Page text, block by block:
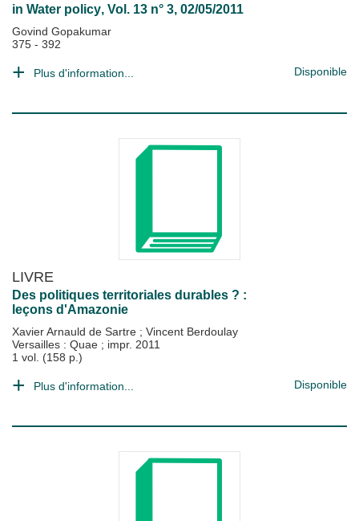
in Water policy, Vol. 13 n° 3, 02/05/2011
Govind Gopakumar
375 - 392
Plus d'information... Disponible
LIVRE
Des politiques territoriales durables ? :
leçons d'Amazonie
Xavier Arnauld de Sartre ; Vincent Berdoulay
Versailles : Quae ; impr. 2011
1 vol. (158 p.)
Plus d'information... Disponible